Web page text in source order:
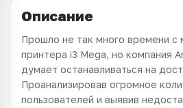
Описание
Прошло не так много времени с
принтера i3 Mega, но компания
думает останавливаться на
Проанализировав огромное
пользователей и выявив